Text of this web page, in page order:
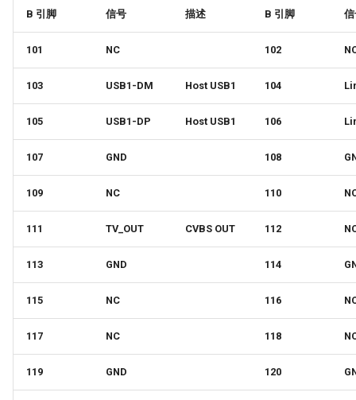
B 引脚 信号 描述 B 引脚
101 NC 102
103 USB1-DM Host USB1 104
105 USB1-DP Host USB1 106
107 GND 108
109 NC 110
111 TV_OUT CVBS OUT 112
113 GND 114
115 NC 116
117 NC 118
119 GND 120